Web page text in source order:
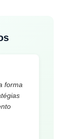
forma